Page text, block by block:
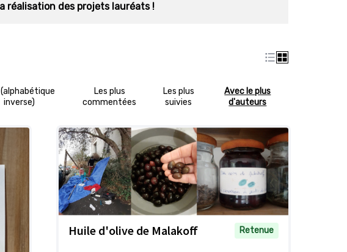
réalisation des projets lauréats !
inverse)
Les plus
commentées
Les plus
suivies
Avec le plus
d'auteurs
Huile d'olive de Malakoff Retenue